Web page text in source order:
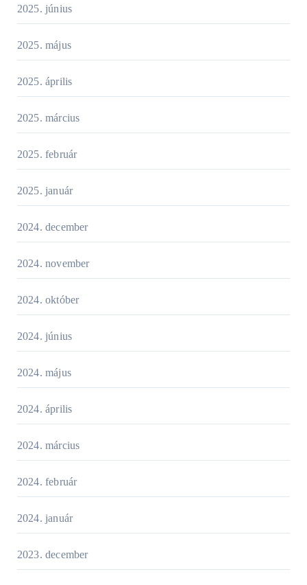
2025. június
2025. május
2025. április
2025. március
2025. február
2025. január
2024. december
2024. november
2024. október
2024. június
2024. május
2024. április
2024. március
2024. február
2024. január
2023. december